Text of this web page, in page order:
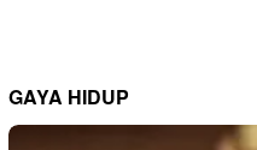
GAYA HIDUP